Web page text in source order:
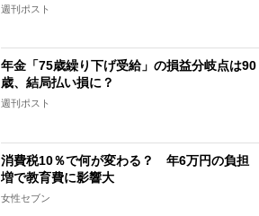
週刊ポスト
年金「75歳繰り下げ受給」の損益分岐点は90
歳、結局払い損に？
週刊ポスト
消費税10％で何が変わる？ 年6万円の負担
増で教育費に影響大
女性セブン